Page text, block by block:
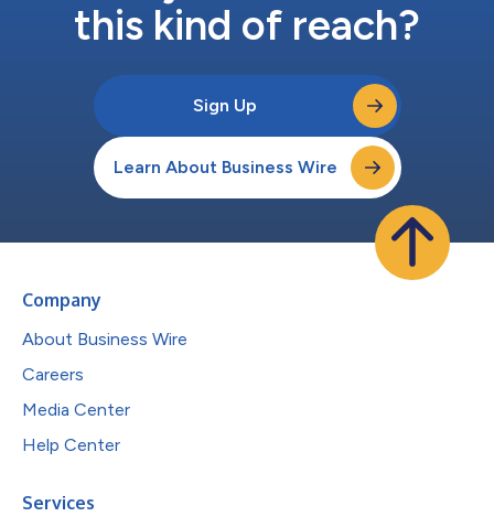
this kind of reach?
Sign Up
Learn About Business Wire
Company
About Business Wire
Careers
Media Center
Help Center
Services